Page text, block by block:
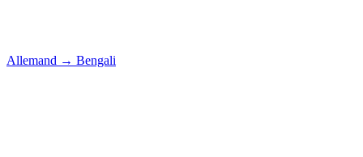
Allemand → Bengali